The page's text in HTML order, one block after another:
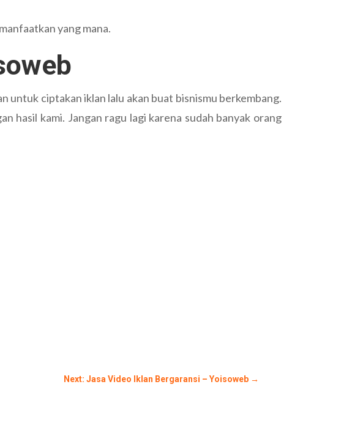
yang mana.
untuk ciptakan iklan lalu akan buat bisnismu berkembang.
hasil kami. Jangan ragu lagi karena sudah banyak orang
Next: Jasa Video Iklan Bergaransi – Yoisoweb→